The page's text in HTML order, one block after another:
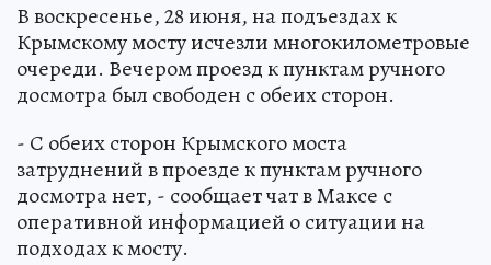
В воскресенье, 28 июня, на подъездах к
Крымскому мосту исчезли многокилометровые
очереди. Вечером проезд к пунктам ручного
досмотра был свободен с обеих сторон.
- С обеих сторон Крымского моста
затруднений в проезде к пунктам ручного
досмотра нет, - сообщает чат в Максе с
оперативной информацией о ситуации на
подходах к мосту.